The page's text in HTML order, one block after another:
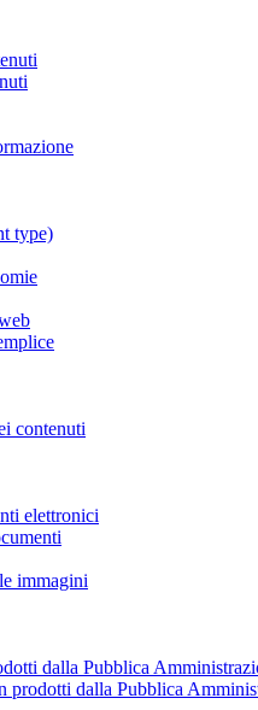
type)
contenuti
elettronici
immagini
dalla Pubblica
prodotti dalla Pubblica